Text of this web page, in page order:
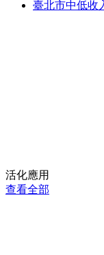
臺北市中低收
活化應用
查看全部